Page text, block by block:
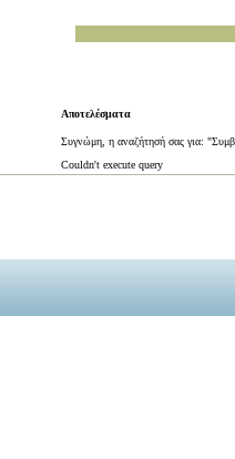
Αποτελέσματα
Συγνώμη, η αναζήτησή σας για:
Couldn't execute query